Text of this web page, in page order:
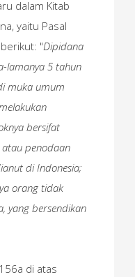
dalam Kitab
yaitu Pasal
"Dipidana
lamanya 5 tahun
muka umum
bersifat
penodaan
di Indonesia;
orang tidak
yang bersendikan
di atas